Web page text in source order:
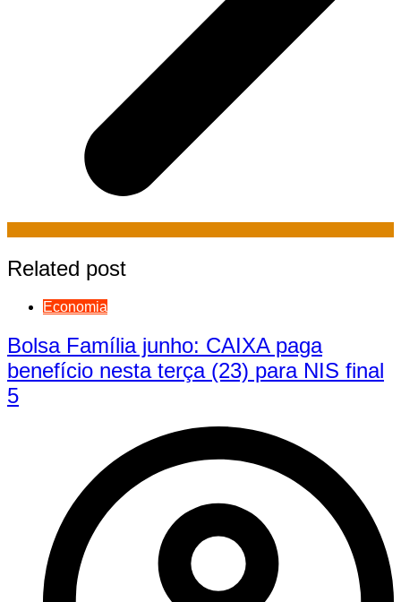
Related post
Economia
Bolsa Família junho: CAIXA paga
benefício nesta terça (23) para NIS final
5